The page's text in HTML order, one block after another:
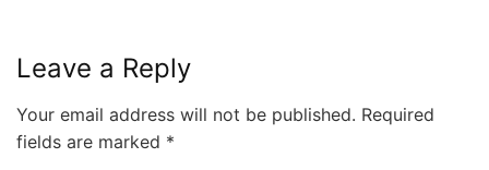
Leave a Reply
Your email address will not be published. Required
fields are marked *